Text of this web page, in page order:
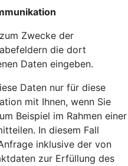
Zwecke der
die dort
Daten eingeben.
Daten nur für diese
mit Ihnen, wenn Sie
Beispiel im Rahmen einer
In diesem Fall
inklusive der von
zur Erfüllung des